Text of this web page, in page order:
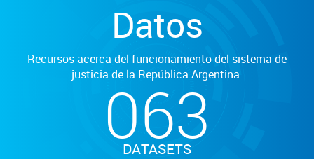
Datos
Recursos acerca del funcionamiento del sistema de
justicia de la República Argentina.
063
DATASETS